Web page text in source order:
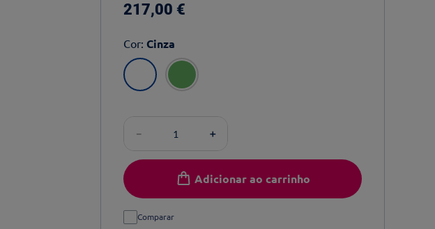
217,00 €
Cor: Cinza
＋
－
Adicionar ao carrinho
Comparar